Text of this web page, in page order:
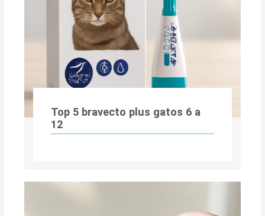
Top 5 bravecto plus gatos 6 a
12